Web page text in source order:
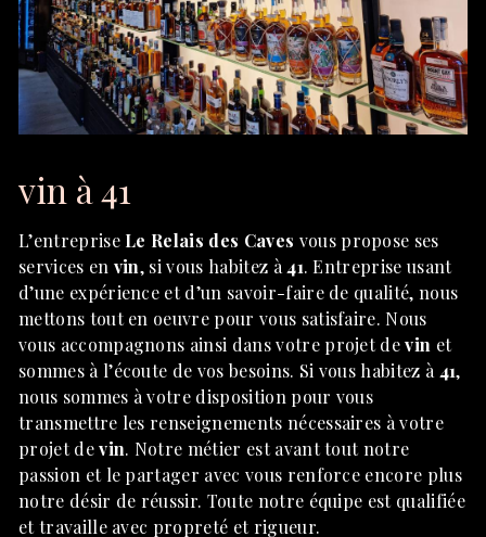
vin à 41
L’entreprise Le Relais des Caves vous propose ses
services en vin, si vous habitez à 41. Entreprise usant
d’une expérience et d’un savoir-faire de qualité, nous
mettons tout en oeuvre pour vous satisfaire. Nous
vous accompagnons ainsi dans votre projet devin et
sommes à l’écoute de vos besoins. Si vous habitez à 41,
nous sommes à votre disposition pour vous
transmettre les renseignements nécessaires à votre
projet devin. Notre métier est avant tout notre
passion et le partager avec vous renforce encore plus
notre désir de réussir. Toute notre équipe est qualifiée
et travaille avec propreté et rigueur.